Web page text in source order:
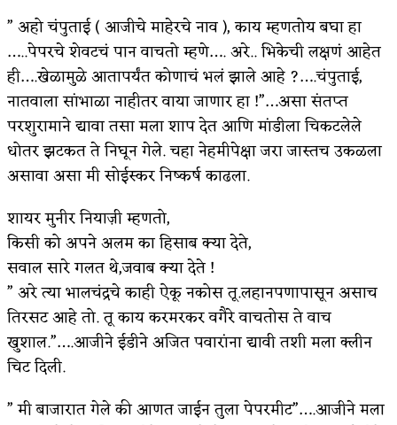
” अहो चंपुताई ( आजीचे माहेरचे नाव ), काय म्हणतोय बघा हा
…..पेपरचे शेवटचं पान वाचतो म्हणे…. अरे.. भिकेची लक्षणं आहेत
ही….खेळामुळे आतापर्यंत कोणाचं भलं झाले आहे ?….चंपुताई,
नातवाला सांभाळा नाहीतर वाया जाणार हा !”…असा संतप्त
परशुरामाने द्यावा तसा मला शाप देत आणि मांडीला चिकटलेले
धोतर झटकत ते निघून गेले. चहा नेहमीपेक्षा जरा जास्तच उकळला
असावा असा मी सोईस्कर निष्कर्ष काढला.
शायर मुनीर नियाज़ी म्हणतो,
किसी को अपने अलम का हिसाब क्या देते,
सवाल सारे गलत थे,जवाब क्या देते !
” अरे त्या भालचंद्रचे काही ऐकू नकोस तू.लहानपणापासून असाच
तिरसट आहे तो. तू काय करमरकर वगैरे वाचतोस ते वाच
खुशाल.”….आजीने ईडीने अजित पवारांना द्यावी तशी मला क्लीन
चिट दिली.
” मी बाजारात गेले की आणत जाईन तुला पेपरमीट”….आजीने मला